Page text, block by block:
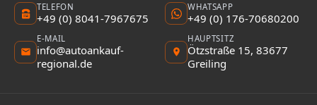
TELEFON
+49 (0) 8041-7967675
WHATSAPP
+49 (0) 176-70680200
E-MAIL
info@autoankauf-
regional.de
HAUPTSITZ
Ötzstraße 15, 83677
Greiling